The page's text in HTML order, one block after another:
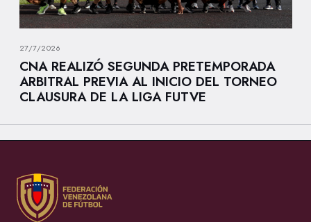
27/7/2026
CNA REALIZÓ SEGUNDA PRETEMPORADA
ARBITRAL PREVIA AL INICIO DEL TORNEO
CLAUSURA DE LA LIGA FUTVE